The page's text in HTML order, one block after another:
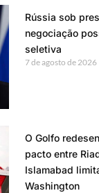
Rússia sob
negociação
seletiva
7 de agosto de 2026
O Golfo
pacto entre
Islamabad
Washington